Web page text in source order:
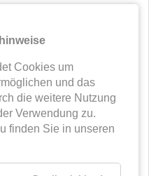
Cookies um
und das
die weitere Nutzung
Verwendung zu.
finden Sie in unseren